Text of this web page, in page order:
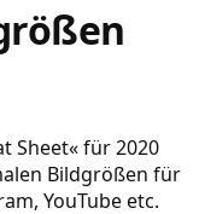
Sheet« für 2020
Bildgrößen für
YouTube etc.